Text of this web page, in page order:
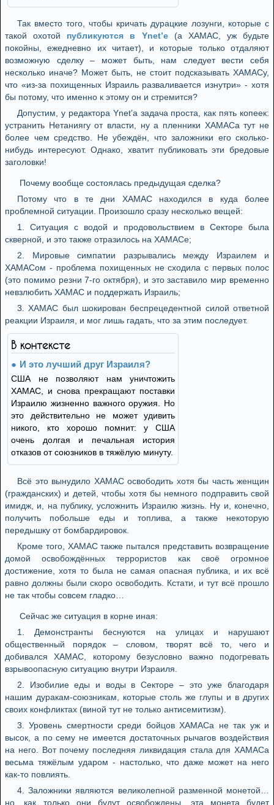
Так вместо того, чтобы кричать дурацкие лозунги, которые с
такой охотой публикуются в Ynet’е(а ХАМАС, уж будьте
покойны, ежедневно их читает), и которые только отдаляют
возможную сделку – может быть, нам следует вести себя
несколько иначе? Может быть, не стоит подсказывать ХАМАСу,
что «из-за похищенных Израиль разваливается изнутри» - хотя
бы потому, что именно к этому он и стремится?
Допустим, у редактора Ynet’а задача проста, как пять копеек:
устранить Нетаниягу от власти, ну а пленники ХАМАСа тут не
более чем средство. Не убеждён, что заложники его сколько-
нибудь интересуют. Однако, хватит публиковать эти бредовые
заголовки!
Почему вообще состоялась предыдущая сделка?
Потому что в те дни ХАМАС находился в куда более
проблемной ситуации. Произошло сразу несколько вещей:
1. Ситуация с водой и продовольствием в Секторе была
скверной, и это также отразилось на ХАМАСе;
2. Мировые симпатии разрывались между Израилем и
ХАМАСом - проблема похищенных не сходила с первых полос
(это помимо резни 7-го октября), и это заставило мир временно
невзлюбить ХАМАС и поддержать Израиль;
3. ХАМАС был шокирован беспрецедентной силой ответной
реакции Израиля, и мог лишь гадать, что за этим последует.
В контексте
И это лучший друг Израиля?
США не позволяют нам уничтожить
ХАМАС, и снова прекращают поставки
Израилю жизненно важного оружия. Но
это действительно не может удивить
никого, кто хорошо помнит: у США
очень долгая и печальная история
отказов от союзников в тяжёлую минуту.
Всё это вынудило ХАМАС освободить хотя бы часть женщин
(гражданских) и детей, чтобы хотя бы немного подправить свой
имидж, и, на публику, усложнить Израилю жизнь. Ну и, конечно,
получить побольше еды и топлива, а также некоторую
передышку от бомбардировок.
Кроме того, ХАМАС также пытался представить возвращение
домой освобождённых террористов как своё огромное
достижение, хотя то была не самая опасная публика, и их всё
равно должны были скоро освободить. Кстати, и тут всё прошло
не так чтобы совсем гладко…
Сейчас же ситуация в корне иная:
1. Демонстранты беснуются на улицах и нарушают
общественный порядок – словом, творят всё то, чего и
добивался ХАМАС, которому безусловно важно подогревать
взрывоопасную ситуацию внутри Израиля.
2. Изобилие еды и воды в Секторе – это уже благодаря
нашим дуракам-союзникам, которые столь же глупы и в других
своих конфликтах (виной тут не только антисемитизм).
3. Уровень смертности среди бойцов ХАМАСа не так уж и
высок, а по сему не имеется достаточных рычагов воздействия
на него. Вот почему последняя ликвидация стала для ХАМАСа
весьма тяжёлым ударом - настолько, что даже может на него
как-то повлиять.
4. Заложники являются великолепной разменной монетой…
но, как только они будут освобождены, эта монета будет